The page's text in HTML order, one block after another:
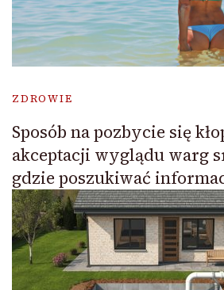
ZDROWIE
Sposób na pozbycie się
akceptacji wyglądu warg
gdzie poszukiwać